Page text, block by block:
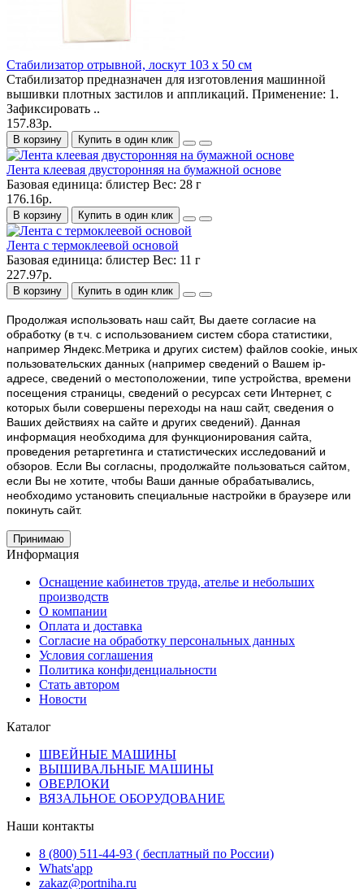
Стабилизатор отрывной, лоскут 103 х 50 см
Стабилизатор предназначен для изготовления машинной
вышивки плотных застилов и аппликаций. Применение: 1.
Зафиксировать ..
157.83р.
В корзину Купить в один клик
Лента клеевая двусторонняя на бумажной основе
Базовая единица: блистер Вес: 28 г
176.16р.
В корзину Купить в один клик
Лента с термоклеевой основой
Базовая единица: блистер Вес: 11 г
227.97р.
В корзину Купить в один клик
Продолжая использовать наш cайт, Вы даете согласие на
обработку (в т.ч. с использованием систем сбора статистики,
например Яндекс.Метрика и других систем) файлов cookie, иных
пользовательских данных (например сведений о Вашем ip-
адресе, сведений о местоположении, типе устройства, времени
посещения страницы, сведений о ресурсах сети Интернет, с
которых были совершены переходы на наш сайт, сведения о
Ваших действиях на сайте и других сведений). Данная
информация необходима для функционирования сайта,
проведения ретаргетинга и статистических исследований и
обзоров. Если Вы согласны, продолжайте пользоваться сайтом,
если Вы не хотите, чтобы Ваши данные обрабатывались,
необходимо установить специальные настройки в браузере или
покинуть сайт.
Принимаю
Информация
Оснащение кабинетов труда, ателье и небольших
производств
О компании
Оплата и доставка
Согласие на обработку персональных данных
Условия соглашения
Политика конфиденциальности
Стать автором
Новости
Каталог
ШВЕЙНЫЕ МАШИНЫ
ВЫШИВАЛЬНЫЕ МАШИНЫ
ОВЕРЛОКИ
ВЯЗАЛЬНОЕ ОБОРУДОВАНИЕ
Наши контакты
8 (800) 511-44-93 ( бесплатный по России)
Whats'app
zakaz@portniha.ru